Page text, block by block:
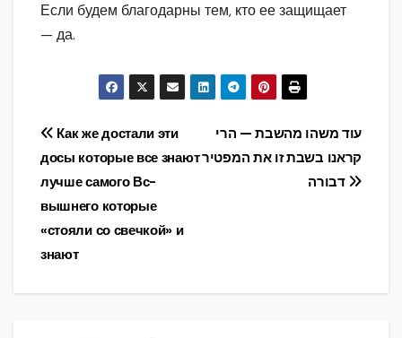
Если будем благодарны тем, кто ее защищает
— да.
Навигация
по
записям
עוד משהו מהשבת — הרי
קראנו בשבת זו את המפטיר
דבורה
Как же достали эти
досы которые все знают
лучше самого Вс-
вышнего которые
«стояли со свечкой» и
знают